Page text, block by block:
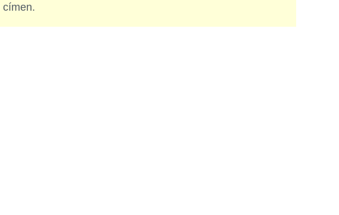
címen.